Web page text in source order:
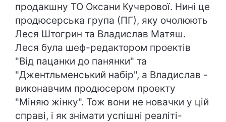
продакшну ТО Оксани Кучерової. Нині це
продюсерська група (ПГ), яку очолюють
Леся Штогрин та Владислав Матяш.
Леся була шеф-редактором проектів
"Від пацанки до панянки" та
"Джентльменський набір", а Владислав -
виконавчим продюсером проекту
"Міняю жінку". Тож вони не новачки у цій
справі, і як знімати успішні реаліті-